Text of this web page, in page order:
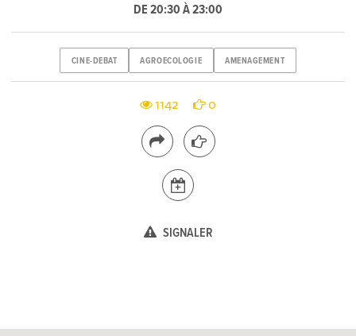
DE 20:30 À 23:00
CINE-DEBAT AGROECOLOGIE AMENAGEMENT
1142 0
SIGNALER